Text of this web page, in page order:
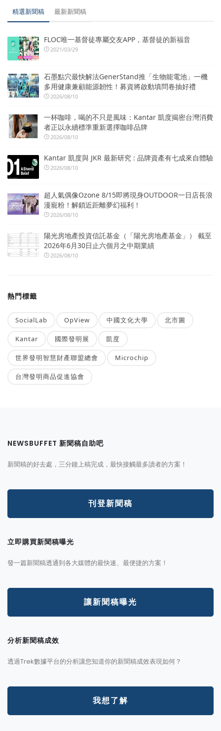
精選新聞稿 最新新聞稿
FLOC唯一基督徒專屬交友APP，基督徒的新福音
2021/03/29
石墨點穴最快解法GenerStand推「生物能電池」一機
多用健康兼顧能源韌性！募資將啟動填問卷抽好禮
2026/08/10
一杯咖啡，喝的不只是風味：Kantar 凱度揭密台灣消費
者正以永續標準重新選擇咖啡品牌
2026/08/10
Kantar 凱度與 JKR 最新研究 : 品牌資產有七成來自體驗
2026/08/10
超人氣偶像Ozone 8/15即將現身OUTDOOR一日店長浪
漫寵粉！解鎖近距離夢幻福利！
2026/08/10
陽光房地產投資信託基金（「陽光房地產基金」） 截至
2026年6月30日止六個月之中期業績
2026/08/10
熱門標籤
SocialLab OpView 中國文化大學 北市圖
Kantar 國際發明展 凱度
世界發明智慧財產聯盟總會 Microchip
台灣發明商品促進協會
NEWSBUFFET 新聞稿自助吧
新聞稿的好去處，三分鐘上稿完成，最快接觸最多讀者的方案！
刊登新聞稿
立即購買新聞稿曝光
發一篇新聞稿透通到各大媒體的最快速、最便捷的方案！
讓新聞稿曝光
分析新聞稿成效
透過Trek數據平台的分析讓您知道你的新聞稿成效表現如何？
我想了解